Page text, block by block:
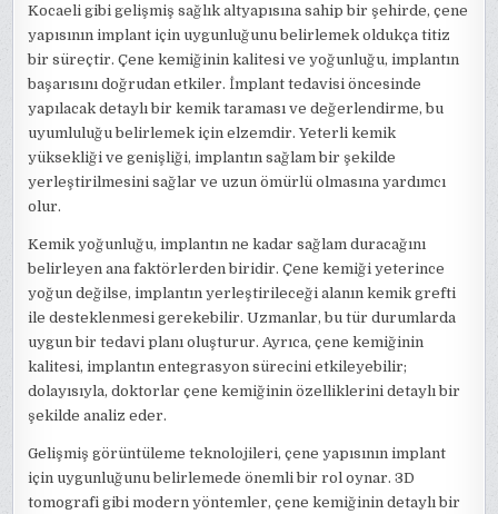
Kocaeli gibi gelişmiş sağlık altyapısına sahip bir şehirde, çene
yapısının implant için uygunluğunu belirlemek oldukça titiz
bir süreçtir. Çene kemiğinin kalitesi ve yoğunluğu, implantın
başarısını doğrudan etkiler. İmplant tedavisi öncesinde
yapılacak detaylı bir kemik taraması ve değerlendirme, bu
uyumluluğu belirlemek için elzemdir. Yeterli kemik
yüksekliği ve genişliği, implantın sağlam bir şekilde
yerleştirilmesini sağlar ve uzun ömürlü olmasına yardımcı
olur.
Kemik yoğunluğu, implantın ne kadar sağlam duracağını
belirleyen ana faktörlerden biridir. Çene kemiği yeterince
yoğun değilse, implantın yerleştirileceği alanın kemik grefti
ile desteklenmesi gerekebilir. Uzmanlar, bu tür durumlarda
uygun bir tedavi planı oluşturur. Ayrıca, çene kemiğinin
kalitesi, implantın entegrasyon sürecini etkileyebilir;
dolayısıyla, doktorlar çene kemiğinin özelliklerini detaylı bir
şekilde analiz eder.
Gelişmiş görüntüleme teknolojileri, çene yapısının implant
için uygunluğunu belirlemede önemli bir rol oynar. 3D
tomografi gibi modern yöntemler, çene kemiğinin detaylı bir